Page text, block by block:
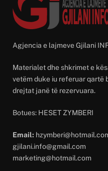
Agjencia e lajmeve Gjilani
Materialet dhe shkrimet e
vetëm duke iu referuar qartë
drejtat janë të rezervuara.
Botues: HESET ZYMBERI
Email:
gjilani.info@gmail.com
marketing@hotmail.com